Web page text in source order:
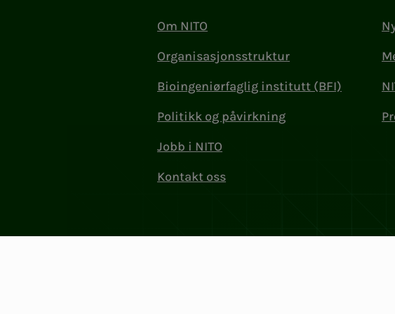
Om NITO
Organisasjonsstruktur
Bioingeniørfaglig institutt (BFI)
Politikk og påvirkning
Jobb i NITO
Kontakt oss